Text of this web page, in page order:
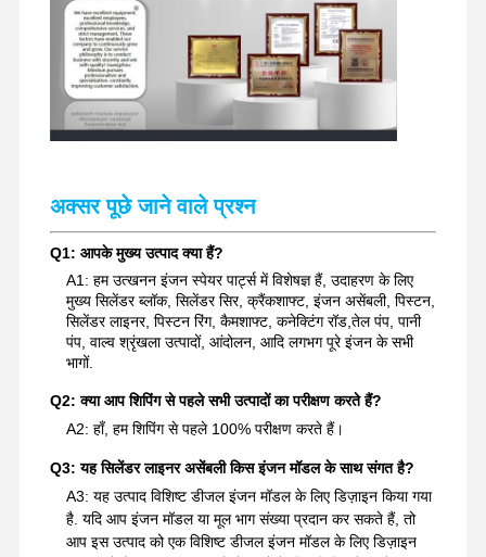
अक्सर पूछे जाने वाले प्रश्न
Q1: आपके मुख्य उत्पाद क्या हैं?
A1: हम उत्खनन इंजन स्पेयर पार्ट्स में विशेषज्ञ हैं, उदाहरण के लिए
मुख्य सिलेंडर ब्लॉक, सिलेंडर सिर, क्रैंकशाफ्ट, इंजन असेंबली, पिस्टन,
सिलेंडर लाइनर, पिस्टन रिंग, कैमशाफ्ट, कनेक्टिंग रॉड,तेल पंप, पानी
पंप, वाल्व श्रृंखला उत्पादों, आंदोलन, आदि लगभग पूरे इंजन के सभी
भागों.
Q2: क्या आप शिपिंग से पहले सभी उत्पादों का परीक्षण करते हैं?
A2: हाँ, हम शिपिंग से पहले 100% परीक्षण करते हैं।
Q3: यह सिलेंडर लाइनर असेंबली किस इंजन मॉडल के साथ संगत है?
A3: यह उत्पाद विशिष्ट डीजल इंजन मॉडल के लिए डिज़ाइन किया गया
है. यदि आप इंजन मॉडल या मूल भाग संख्या प्रदान कर सकते हैं, तो
आप इस उत्पाद को एक विशिष्ट डीजल इंजन मॉडल के लिए डिज़ाइन